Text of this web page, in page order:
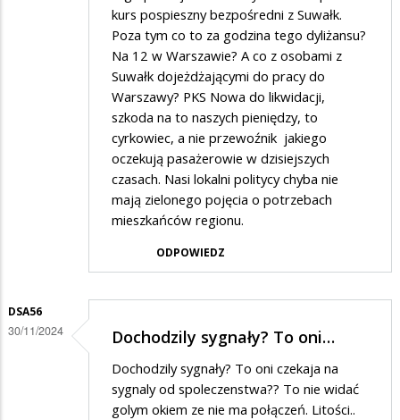
kurs pospieszny bezpośredni z Suwałk.
Poza tym co to za godzina tego dyliżansu?
Na 12 w Warszawie? A co z osobami z
Suwałk dojeżdżającymi do pracy do
Warszawy? PKS Nowa do likwidacji,
szkoda na to naszych pieniędzy, to
cyrkowiec, a nie przewoźnik jakiego
oczekują pasażerowie w dzisiejszych
czasach. Nasi lokalni politycy chyba nie
mają zielonego pojęcia o potrzebach
mieszkańców regionu.
ODPOWIEDZ
DSA56
30/11/2024 Dochodzily sygnały? To oni…
Dochodzily sygnały? To oni czekaja na
sygnaly od spoleczenstwa?? To nie widać
golym okiem ze nie ma połączeń. Litości..